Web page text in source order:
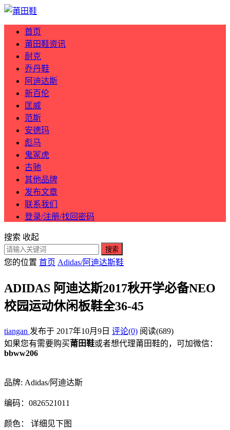
首页
莆田鞋资讯
耐克
乔丹鞋
阿迪达斯
新百伦
匡威
范斯
安德玛
彪马
鬼冢虎
古驰
其他品牌
发布文章
联系我们
登录/注册/找回密码
搜索 收起
搜索
您的位置 首页 Adidas/阿迪达斯鞋
ADIDAS 阿迪达斯2017秋开学必备NEO
校园运动休闲板鞋全36-45
tiangan 发布于 2017年10月9日 评论(0) 阅读(689)
如果您有需要购买莆田鞋或者想代理莆田鞋的，可加微信：
bbww206
品牌: Adidas/阿迪达斯
编码：0826521011
颜色： 详细见下图